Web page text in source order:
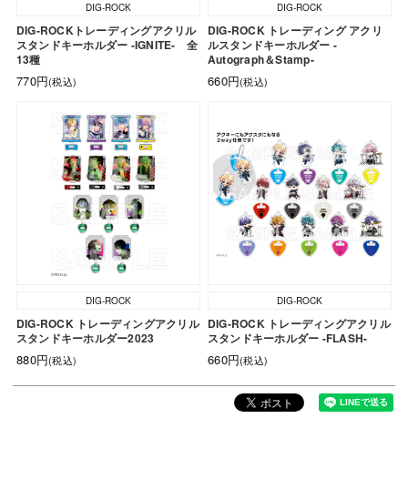
DIG-ROCK
DIG-ROCKトレーディングアクリル
スタンドキーホルダー -IGNITE- 全
13種
770円(税込)
DIG-ROCK
DIG-ROCK トレーディング アクリ
ルスタンドキーホルダー -
Autograph＆Stamp-
660円(税込)
DIG-ROCK
DIG-ROCK トレーディングアクリル
スタンドキーホルダー2023
880円(税込)
DIG-ROCK
DIG-ROCK トレーディングアクリル
スタンドキーホルダー -FLASH-
660円(税込)